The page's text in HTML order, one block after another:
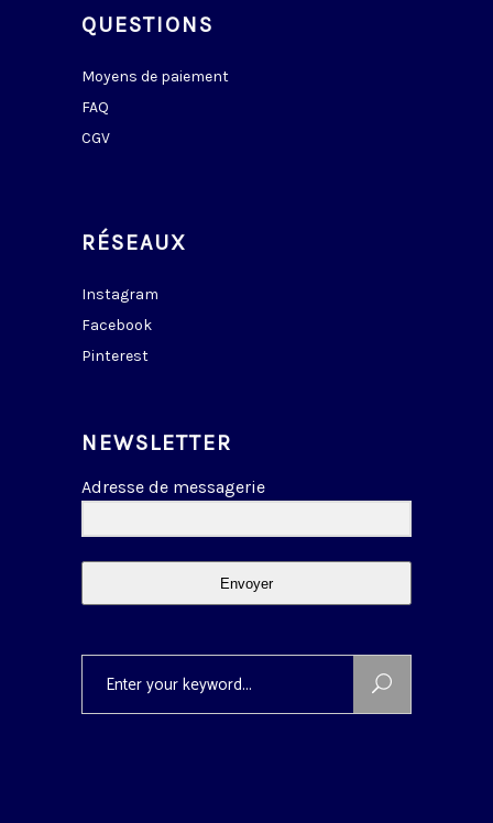
QUESTIONS
Moyens de paiement
FAQ
CGV
RÉSEAUX
Instagram
Facebook
Pinterest
NEWSLETTER
Adresse de messagerie
Envoyer
for: